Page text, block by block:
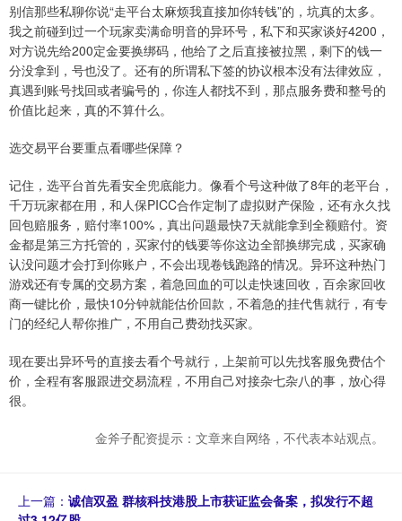
别信那些私聊你说“走平台太麻烦我直接加你转钱”的，坑真的太多。
我之前碰到过一个玩家卖满命明音的异环号，私下和买家谈好4200，
对方说先给200定金要换绑码，他给了之后直接被拉黑，剩下的钱一
分没拿到，号也没了。还有的所谓私下签的协议根本没有法律效应，
真遇到账号找回或者骗号的，你连人都找不到，那点服务费和整号的
价值比起来，真的不算什么。
选交易平台要重点看哪些保障？
记住，选平台首先看安全兜底能力。像看个号这种做了8年的老平台，
千万玩家都在用，和人保PICC合作定制了虚拟财产保险，还有永久找
回包赔服务，赔付率100%，真出问题最快7天就能拿到全额赔付。资
金都是第三方托管的，买家付的钱要等你这边全部换绑完成，买家确
认没问题才会打到你账户，不会出现卷钱跑路的情况。异环这种热门
游戏还有专属的交易方案，着急回血的可以走快速回收，百余家回收
商一键比价，最快10分钟就能估价回款，不着急的挂代售就行，有专
门的经纪人帮你推广，不用自己费劲找买家。
现在要出异环号的直接去看个号就行，上架前可以先找客服免费估个
价，全程有客服跟进交易流程，不用自己对接杂七杂八的事，放心得
很。
金斧子配资提示：文章来自网络，不代表本站观点。
上一篇： 诚信双盈 群核科技港股上市获证监会备案，拟发行不超